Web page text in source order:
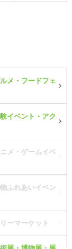
メ・フードフェ
イベント・アク
メ・ゲームイベ
ふれあいイベン
ーマーケット